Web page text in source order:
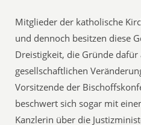
Mitglieder der katholische
und dennoch besitzen diese
Dreistigkeit, die Gründe dafür
gesellschaftlichen
Vorsitzende der
beschwert sich sogar mit
Kanzlerin über die